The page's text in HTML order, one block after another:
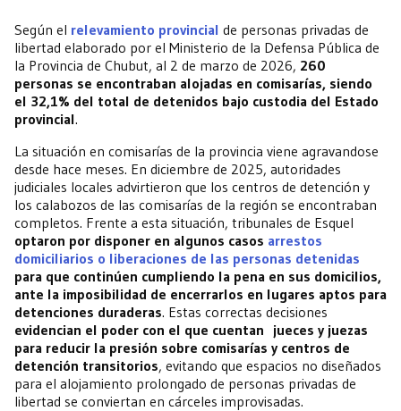
Según el relevamiento provincial de personas privadas de
libertad elaborado por el Ministerio de la Defensa Pública de
la Provincia de Chubut, al 2 de marzo de 2026, 260
personas se encontraban alojadas en comisarías, siendo
el 32,1% del total de detenidos bajo custodia del Estado
provincial.
La situación en comisarías de la provincia viene agravandose
desde hace meses. En diciembre de 2025, autoridades
judiciales locales advirtieron que los centros de detención y
los calabozos de las comisarías de la región se encontraban
completos. Frente a esta situación, tribunales de Esquel
optaron por disponer en algunos casos arrestos
domiciliarios o liberaciones de las personas detenidas
para que continúen cumpliendo la pena en sus domicilios,
ante la imposibilidad de encerrarlos en lugares aptos para
detenciones duraderas. Estas correctas decisiones
evidencian el poder con el que cuentan jueces y juezas
para reducir la presión sobre comisarías y centros de
detención transitorios, evitando que espacios no diseñados
para el alojamiento prolongado de personas privadas de
libertad se conviertan en cárceles improvisadas.